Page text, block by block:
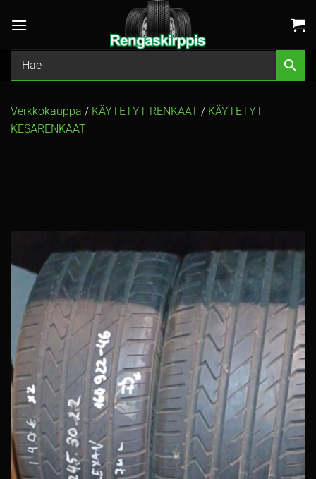
Verkkokauppa / KÄYTETYT RENKAAT / KÄYTETYT
KESÄRENKAAT